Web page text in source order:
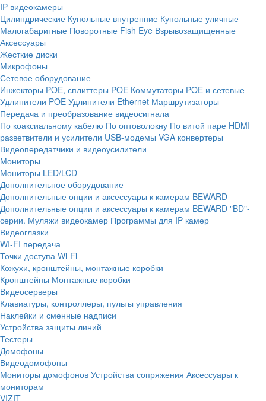
IP видеокамеры
Цилиндрические Купольные внутренние Купольные уличные
Малогабаритные Поворотные Fish Eye Взрывозащищенные
Аксессуары
Жесткие диски
Микрофоны
Сетевое оборудование
Инжекторы POE, сплиттеры POE Коммутаторы POE и сетевые
Удлинители POE Удлинители Ethernet Маршрутизаторы
Передача и преобразование видеосигнала
По коаксиальному кабелю По оптоволокну По витой паре HDMI
разветвители и усилители USB-модемы VGA конвертеры
Видеопередатчики и видеоусилители
Мониторы
Мониторы LED/LCD
Дополнительное оборудование
Дополнительные опции и аксессуары к камерам BEWARD
Дополнительные опции и аксессуары к камерам BEWARD "BD"-
серии. Муляжи видеокамер Программы для IP камер
Видеоглазки
WI-FI передача
Точки доступа Wi-Fi
Кожухи, кронштейны, монтажные коробки
Кронштейны Монтажные коробки
Видеосерверы
Клавиатуры, контроллеры, пульты управления
Наклейки и сменные надписи
Устройства защиты линий
Тестеры
Домофоны
Видеодомофоны
Мониторы домофонов Устройства сопряжения Аксессуары к
мониторам
VIZIT